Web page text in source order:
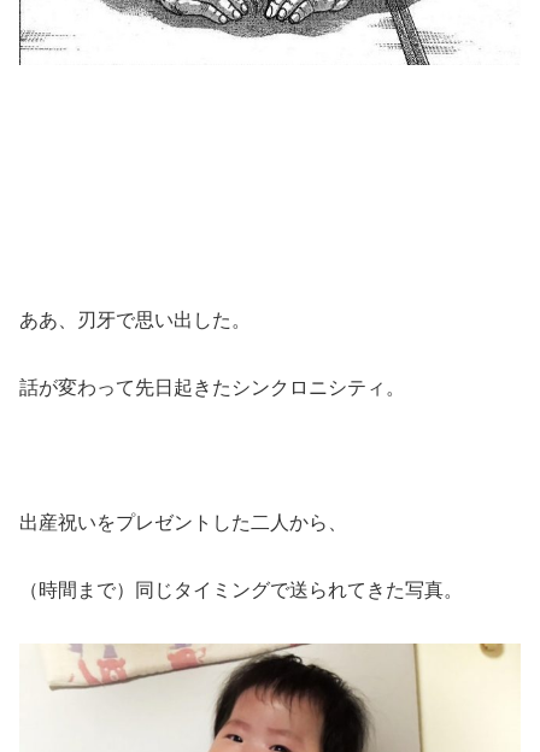
ああ、刃牙で思い出した。
話が変わって先日起きたシンクロニシティ。
出産祝いをプレゼントした二人から、
（時間まで）同じタイミングで送られてきた写真。